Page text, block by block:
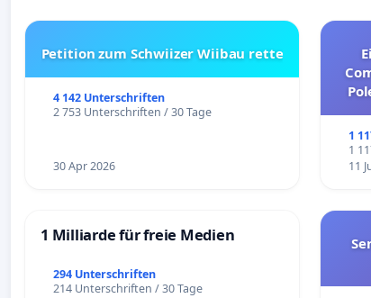
Petition zum Schwiizer Wiibau rette
4 142 Unterschriften
2 753 Unterschriften / 30 Tage
30 Apr 2026
1
1
11
1 Milliarde für freie Medien
294 Unterschriften
214 Unterschriften / 30 Tage